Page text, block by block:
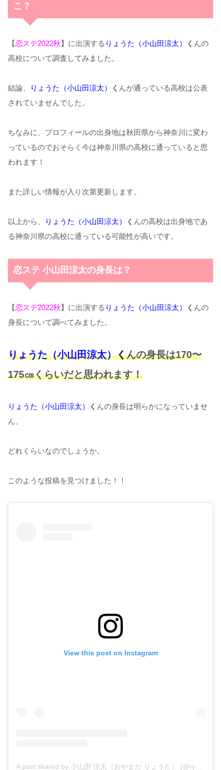
こ？
【恋ステ2022秋】に出演する りょうた（小山田涼太） く んの
高校について調査してみました。
結論、 りょうた（小山田涼太） く んが通っている高校は公表
されていませんでした。
ちなみに、プロフィールの出身地は秋田県から神奈川に変わ
っているのでおそらく今は神奈川県の高校に通っていると思
われます！
また詳しい情報が入り次第更新します。
以上から、 りょうた（小山田涼太） く んの高校は出身地であ
る神奈川県の高校に通っている可能性が高いです。
恋ステ 小山田涼太の身長は？
【恋ステ2022秋】に出演する りょうた（小山田涼太） く んの
身長について調べてみました。
りょうた（小山田涼太）くんの身長は170〜
175㎝くらいだと思われます！
りょうた（小山田涼太） く んの身長は明らかになっていませ
ん。
どれくらいなのでしょうか。
このような投稿を見つけました！！
View this post on Instagram